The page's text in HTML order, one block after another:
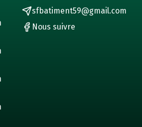
sfbatiment59@gmail.com
Nous suivre